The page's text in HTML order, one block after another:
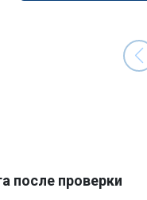
после проверки